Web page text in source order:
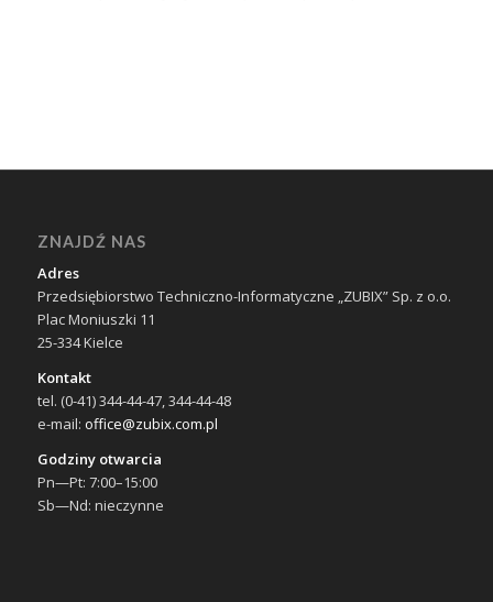
ZNAJDŹ NAS
Adres
Przedsiębiorstwo Techniczno-Informatyczne „ZUBIX” Sp. z o.o.
Plac Moniuszki 11
25-334 Kielce
Kontakt
tel. (0-41) 344-44-47, 344-44-48
e-mail: office@zubix.com.pl
Godziny otwarcia
Pn—Pt: 7:00–15:00
Sb—Nd: nieczynne